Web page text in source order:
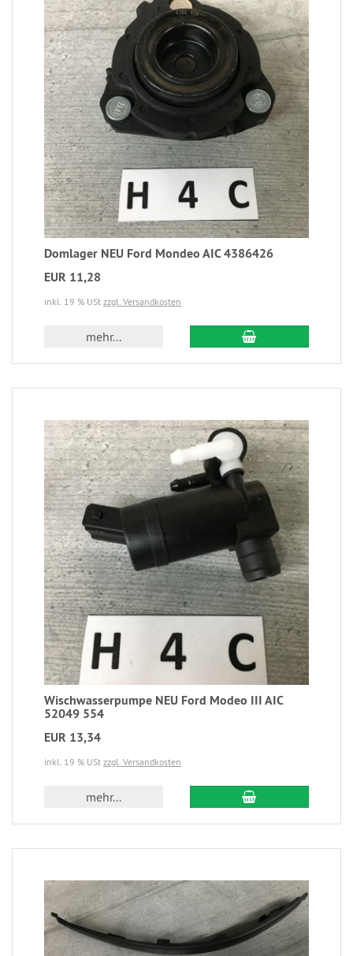
Domlager NEU Ford Mondeo AIC 4386426
EUR 11,28
inkl. 19 % USt zzgl. Versandkosten
mehr...
Wischwasserpumpe NEU Ford Modeo III AIC
52049 554
EUR 13,34
inkl. 19 % USt zzgl. Versandkosten
mehr...